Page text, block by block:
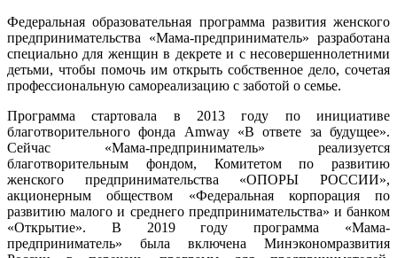
Федеральная образовательная программа развития женского
предпринимательства «Мама-предприниматель» разработана
специально для женщин в декрете и с несовершеннолетними
детьми, чтобы помочь им открыть собственное дело, сочетая
профессиональную самореализацию с заботой о семье.
Программа стартовала в 2013 году по инициативе
благотворительного фонда Amway «В ответе за будущее».
Сейчас «Мама-предприниматель» реализуется
благотворительным фондом, Комитетом по развитию
женского предпринимательства «ОПОРЫ РОССИИ»,
акционерным обществом «Федеральная корпорация по
развитию малого и среднего предпринимательства» и банком
«Открытие». В 2019 году программа «Мама-
предприниматель» была включена Минэкономразвития